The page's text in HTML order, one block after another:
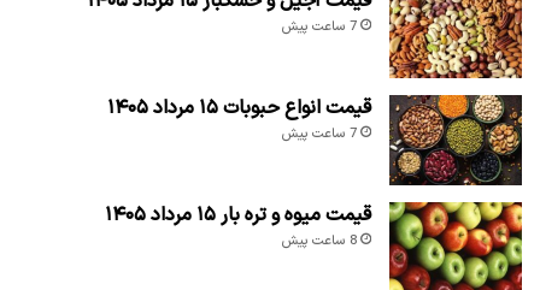
7 ساعت پیش
قیمت انواع حبوبات ۱۵ مرداد ۱۴۰۵
7 ساعت پیش
قیمت میوه و تره بار ۱۵ مرداد ۱۴۰۵
8 ساعت پیش